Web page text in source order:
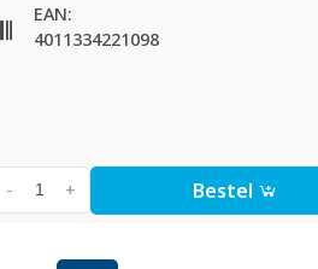
EAN:
4011334221098
+
- Bestel